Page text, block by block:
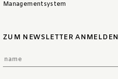
Managementsystem
ZUM NEWSLETTER ANMELDEN